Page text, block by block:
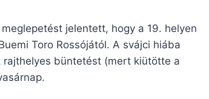
jelentett, hogy a 19. helyen
Toro Rossójától. A svájci hiába
büntetést (mert kiütötte a